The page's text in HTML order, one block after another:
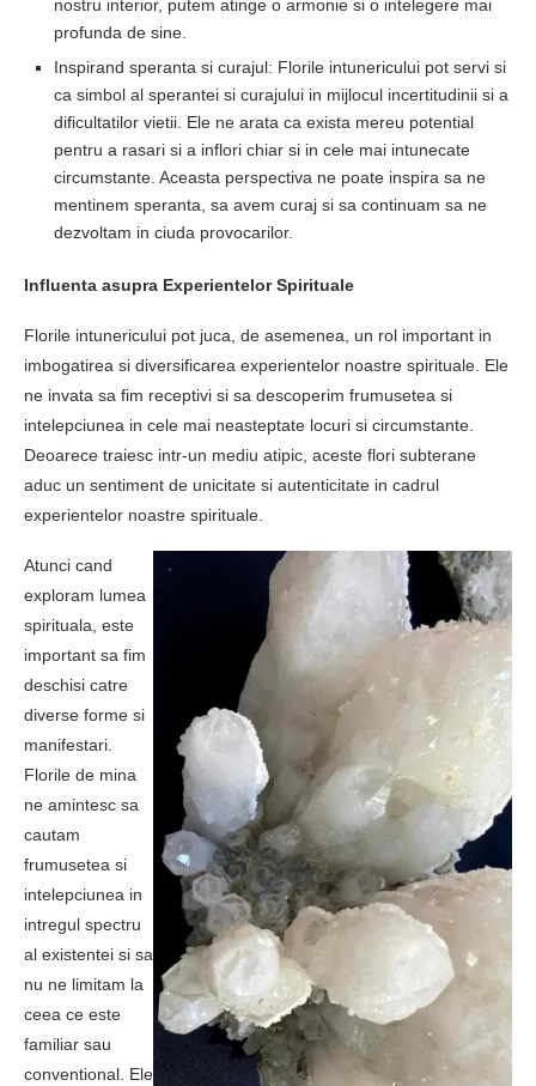
nostru interior, putem atinge o armonie si o intelegere mai
profunda de sine.
Inspirand speranta si curajul: Florile intunericului pot servi si
ca simbol al sperantei si curajului in mijlocul incertitudinii si a
dificultatilor vietii. Ele ne arata ca exista mereu potential
pentru a rasari si a inflori chiar si in cele mai intunecate
circumstante. Aceasta perspectiva ne poate inspira sa ne
mentinem speranta, sa avem curaj si sa continuam sa ne
dezvoltam in ciuda provocarilor.
Influenta asupra Experientelor Spirituale
Florile intunericului pot juca, de asemenea, un rol important in
imbogatirea si diversificarea experientelor noastre spirituale. Ele
ne invata sa fim receptivi si sa descoperim frumusetea si
intelepciunea in cele mai neasteptate locuri si circumstante.
Deoarece traiesc intr-un mediu atipic, aceste flori subterane
aduc un sentiment de unicitate si autenticitate in cadrul
experientelor noastre spirituale.
Atunci cand
exploram lumea
spirituala, este
important sa fim
deschisi catre
diverse forme si
manifestari.
Florile de mina
ne amintesc sa
cautam
frumusetea si
intelepciunea in
intregul spectru
al existentei si sa
nu ne limitam la
ceea ce este
familiar sau
conventional. Ele